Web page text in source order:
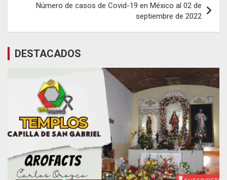
Número de casos de Covid-19 en México al 02 de
septiembre de 2022
DESTACADOS